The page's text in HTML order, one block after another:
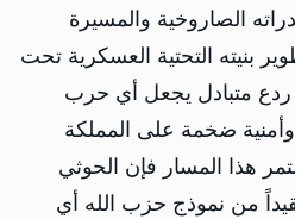
الصاروخية والمسيرة
بنيته التحتية العسكرية تحت
ردع متبادل يجعل أي حرب
ضخمة على المملكة
هذا المسار فإن الحوثي
من نموذج حزب الله أي